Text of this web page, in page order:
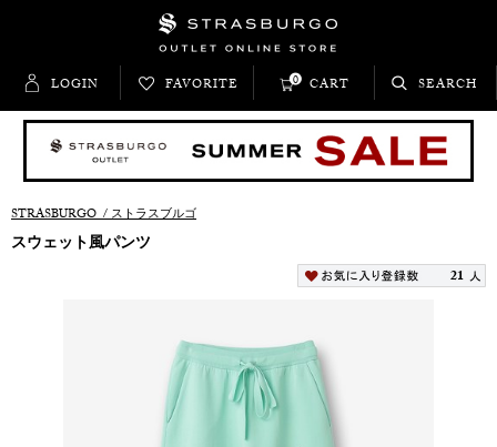
LOGIN FAVORITE CART
0 SEARCH
STRASBURGO/ストラスブルゴ
スウェット風パンツ
21